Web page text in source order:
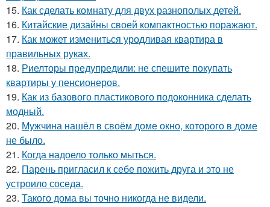
15. Как сделать комнату для двух разнополых детей.
16. Китайские дизайны своей компактностью поражают.
17. Как может измениться уродливая квартира в
правильных руках.
18. Риелторы предупредили: не спешите покупать
квартиры у пенсионеров.
19. Как из базового пластикового подоконника сделать
модный.
20. Мужчина нашёл в своём доме окно, которого в доме
не было.
21. Когда надоело только мыться.
22. Парень пригласил к себе пожить друга и это не
устроило соседа.
23. Такого дома вы точно никогда не видели.